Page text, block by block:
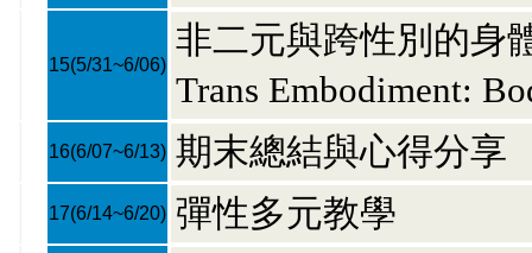
15(5/31~6/06)
非二元與跨性別的身
Trans Embodiment:
16(6/07~6/13) 期末總結與心得分享
17(6/14~6/20) 彈性多元教學